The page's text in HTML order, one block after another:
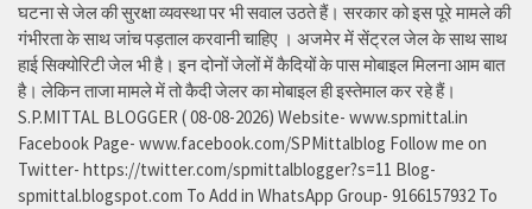
घटना से जेल की सुरक्षा व्यवस्था पर भी सवाल उठते हैं। सरकार को इस पूरे मामले की
गंभीरता के साथ जांच पड़ताल करवानी चाहिए । अजमेर में सेंट्रल जेल के साथ साथ
हाई सिक्योरिटी जेल भी है। इन दोनों जेलों में कैदियों के पास मोबाइल मिलना आम बात
है। लेकिन ताजा मामले में तो कैदी जेलर का मोबाइल ही इस्तेमाल कर रहे हैं।
S.P.MITTAL BLOGGER ( 08-08-2026) Website- www.spmittal.in
Facebook Page- www.facebook.com/SPMittalblog Follow me on
Twitter- https://twitter.com/spmittalblogger?s=11 Blog-
spmittal.blogspot.com To Add in WhatsApp Group- 9166157932 To